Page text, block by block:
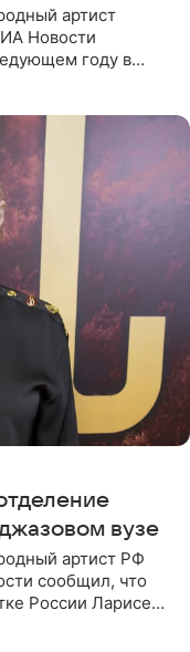
артист
Новости
году в
вузе
артист РФ
сообщил, что
России Ларисе